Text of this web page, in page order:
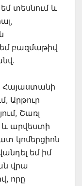
եմ տեսնում և
եմ բազմաթիվ
Հայաստանի
Արթուր
Շառլ
և արվեստի
կոմերցիոն
եմ իմ
վրա
որը